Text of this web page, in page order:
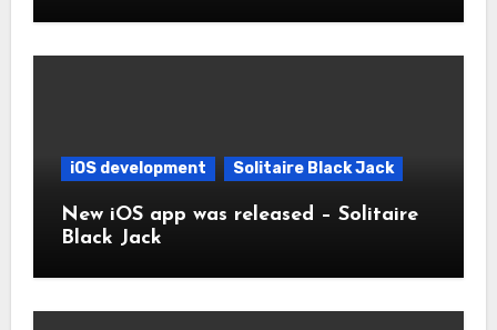
iOS development Solitaire Black Jack
New iOS app was released – Solitaire
Black Jack